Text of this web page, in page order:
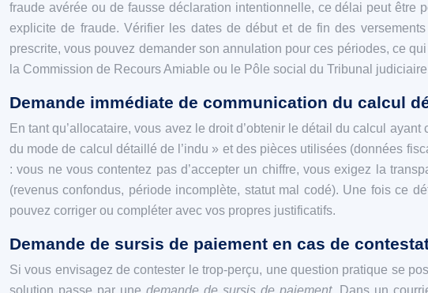
fraude avérée ou de fausse déclaration intentionnelle, ce délai peut être
explicite de fraude. Vérifier les dates de début et de fin des
prescrite, vous pouvez demander son annulation pour ces périodes, ce
la Commission de Recours Amiable ou le Pôle social du Tribunal
Demande immédiate de communication du calcul
En tant qu’allocataire, vous avez le droit d’obtenir le détail du calcul
du mode de calcul détaillé de l’indu » et des pièces utilisées (données
: vous ne vous contentez pas d’accepter un chiffre, vous exigez la
(revenus confondus, période incomplète, statut mal codé). Une fois ce
pouvez corriger ou compléter avec vos propres justificatifs.
Demande de sursis de paiement en cas de
Si vous envisagez de contester le trop-perçu, une question pratique se
solution passe par une demande de sursis de paiement. Dans un